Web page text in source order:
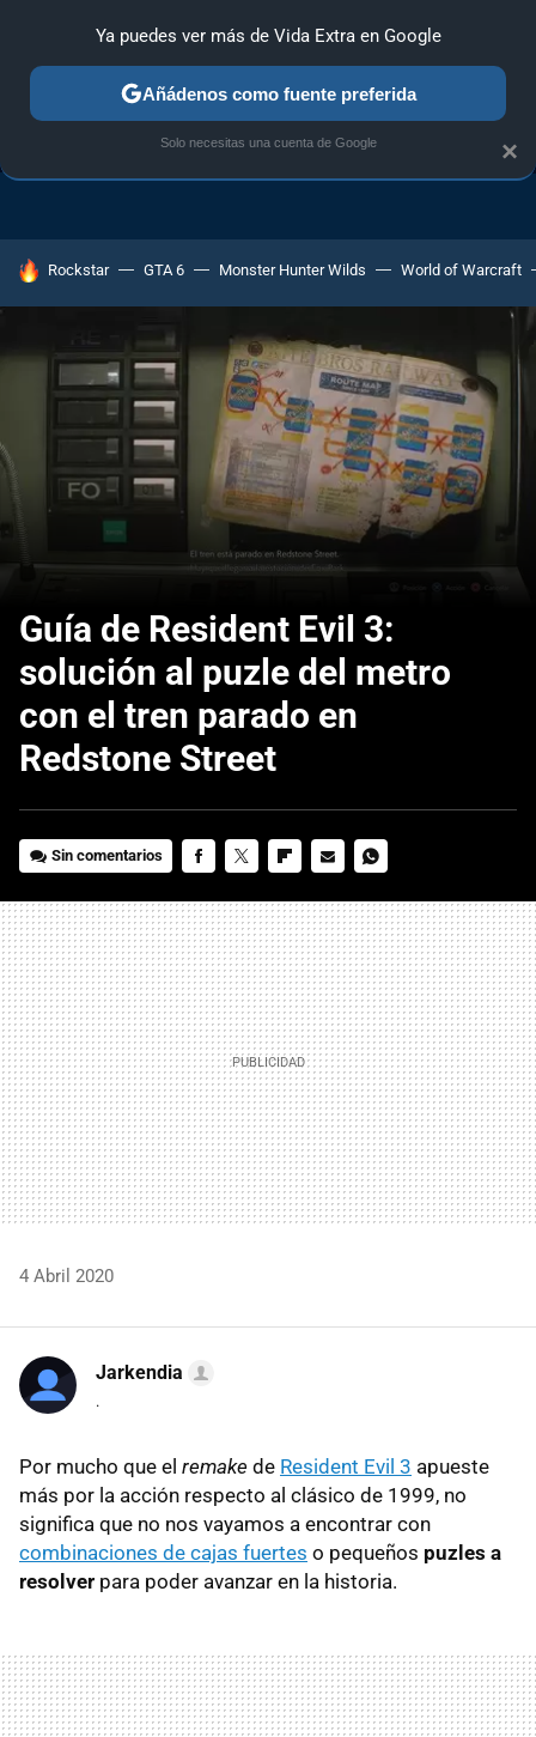
TRUCOS PC TRUCOS XBOX ONE
HOY SE HABLA DE
Rockstar GTA 6 Monster Hunter Wilds World of Warcraft
Guía de Resident Evil 3:
solución al puzle del metro
con el tren parado en
Redstone Street
Sin comentarios
MAIL
4 Abril 2020
Jarkendia
.
Por mucho que el remake de Resident Evil 3 apueste
más por la acción respecto al clásico de 1999, no
significa que no nos vayamos a encontrar con
combinaciones de cajas fuertes o pequeños puzles a
resolver para poder avanzar en la historia.
×
Ya puedes ver más de Vida Extra en Google
Añádenos como fuente preferida
Solo necesitas una cuenta de Google